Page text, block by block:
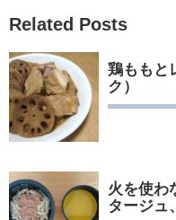
Related Posts
鶏ももと
ク）
火を使わ
タージュ